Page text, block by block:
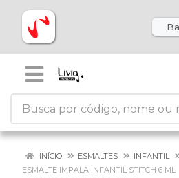
INÍCIO ESMALTES
INFANTIL
ESMALTE IMPALA INFANTIL STITCH 6 ML